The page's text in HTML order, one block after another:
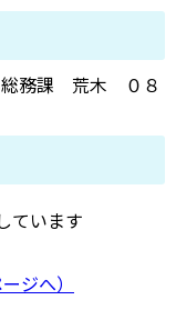
務課 荒木 ０８
ています
ジへ）